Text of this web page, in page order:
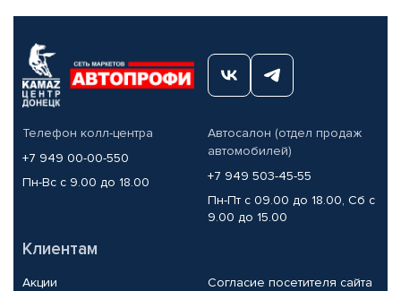
Телефон колл-центра
+7 949 00-00-550
Пн-Вс с 9.00 до 18.00
Автосалон (отдел продаж
автомобилей)
+7 949 503-45-55
Пн-Пт с 09.00 до 18.00, Сб с
9.00 до 15.00
Клиентам
Акции Согласие посетителя сайта